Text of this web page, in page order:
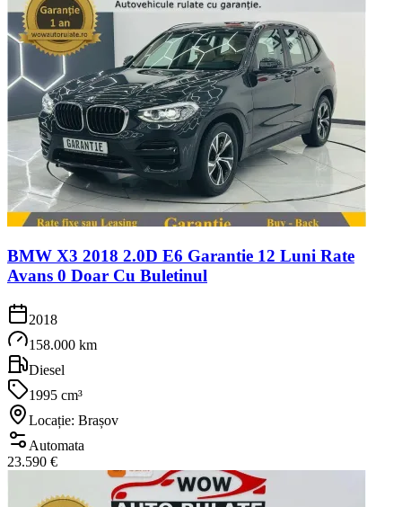
BMW X3 2018 2.0D E6 Garantie 12 Luni Rate
Avans 0 Doar Cu Buletinul
2018
158.000 km
Diesel
1995 cm³
Locație: Brașov
Automata
23.590 €